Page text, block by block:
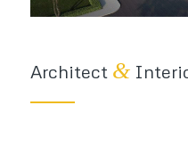
Architect &